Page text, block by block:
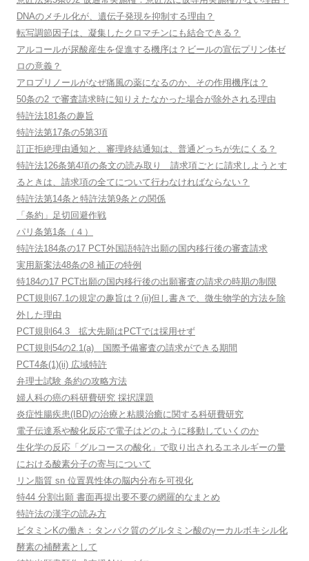
DNAのメチル化が、遺伝子発現を抑制する理由？
転写調節因子は、凝集したクロマチンにも結合できる？
アルコールが尿酸産生を促進する機序は？ビールの宣伝プリン体ゼ
ロの意義？
アロプリノールがなぜ痛風の薬になるのか、その作用機序は？
50条の2 で審査請求時に知りえたなかった場合が除外される理由
特許法181条の趣旨
特許法第17条の5第3項
訂正拒絶理由通知と、審理終結通知は、普通どっちが先にくる？
特許法126条第4項の条文の読み取り 請求項ごとに請求しようとす
るときは、請求項の全てについて行わなければならない？
特許法第14条と特許法第9条との関係
「条約」足切回避作戦
パリ条第1条（４）
特許法184条の17 PCT外国語特許出願の国内移行後の審査請求
実用新案法48条の8 補正の特例
特184の17 PCT出願の国内移行後の出願審査の請求の時期の制限
PCT規則67.1の規定の趣旨は？(ii)但し書きで、微生物学的方法を除
外した理由
PCT規則64.3 拡大先願はPCTでは採用せず
PCT規則54の2.1(a) 国際予備審査の請求ができる期間
PCT4条(1)(ii) 広域特許
弁理士試験 条約の攻略方法
婦人科の癌の科研費研究 採択課題
炎症性腸疾患(IBD)の治療と粘膜治癒に関する科研費研究
電子伝達系や酸化反応で電子はどのように移動していくのか
生化学の反応「グルコースの酸化」で取り出されるエネルギーの量
における酸素分子の寄与について
リン脂質 sn 位置異性体の脳内分布を可視化
特44 分割出願 書面再提出要不要の網羅的なまとめ
特許法の漢字の読み方
ビタミンKの働き：タンパク質のグルタミン酸のγーカルボキシル化
酵素の補酵素として